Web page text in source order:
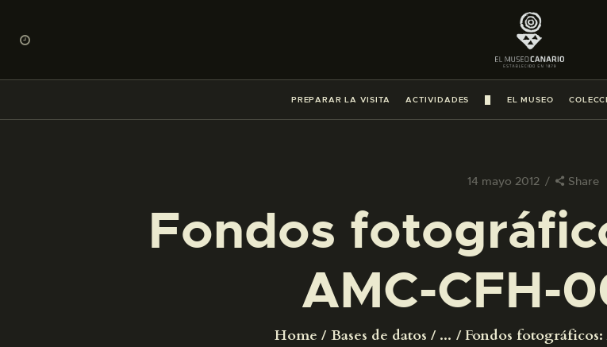
PREPARAR LA VISITA ACTIVIDADES EL MUSEO
14 mayo 2012 Share
Fondos
AMC-CFH-
Home Bases de datos ... Fondos fotográficos:
PREPARAR LA VISITA
ACTIVIDADES
█
COLECCIONES
DIDÁCTICA
ESPAÑOL